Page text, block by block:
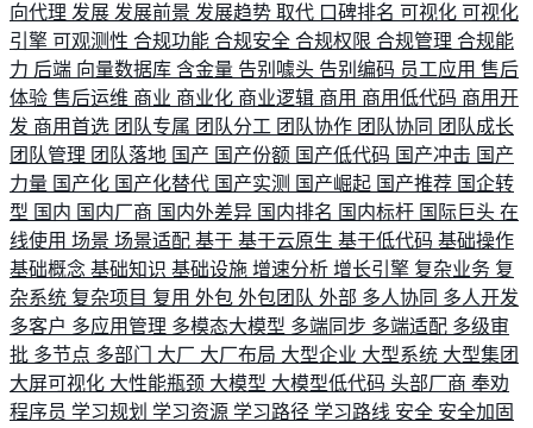
向代理 发展 发展前景 发展趋势 取代 口碑排名 可视化 可视化
引擎 可观测性 合规功能 合规安全 合规权限 合规管理 合规能
力 后端 向量数据库 含金量 告别噱头 告别编码 员工应用 售后
体验 售后运维 商业 商业化 商业逻辑 商用 商用低代码 商用开
发 商用首选 团队专属 团队分工 团队协作 团队协同 团队成长
团队管理 团队落地 国产 国产份额 国产低代码 国产冲击 国产
力量 国产化 国产化替代 国产实测 国产崛起 国产推荐 国企转
型 国内 国内厂商 国内外差异 国内排名 国内标杆 国际巨头 在
线使用 场景 场景适配 基于 基于云原生 基于低代码 基础操作
基础概念 基础知识 基础设施 增速分析 增长引擎 复杂业务 复
杂系统 复杂项目 复用 外包 外包团队 外部 多人协同 多人开发
多客户 多应用管理 多模态大模型 多端同步 多端适配 多级审
批 多节点 多部门 大厂 大厂布局 大型企业 大型系统 大型集团
大屏可视化 大性能瓶颈 大模型 大模型低代码 头部厂商 奉劝
程序员 学习规划 学习资源 学习路径 学习路线 安全 安全加固